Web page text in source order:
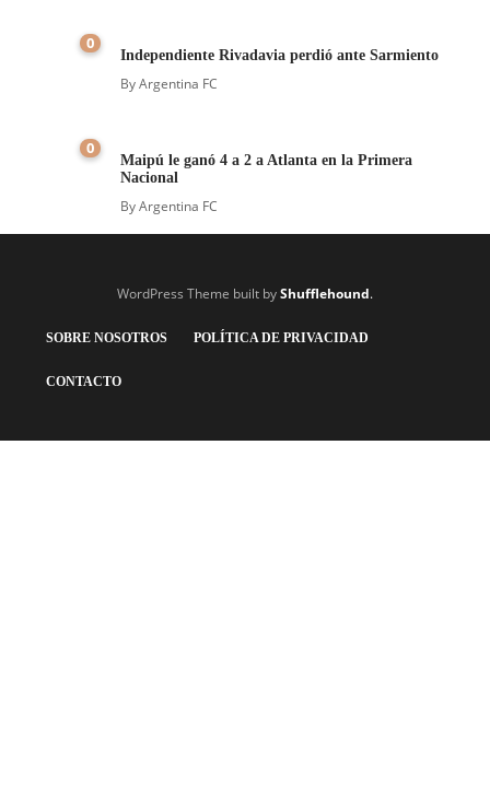
0
Independiente Rivadavia perdió ante Sarmiento
ByArgentina FC
0
Maipú le ganó 4 a 2 a Atlanta en la Primera
Nacional
ByArgentina FC
WordPress Theme built byShufflehound.
SOBRE NOSOTROS POLÍTICA DE PRIVACIDAD
CONTACTO